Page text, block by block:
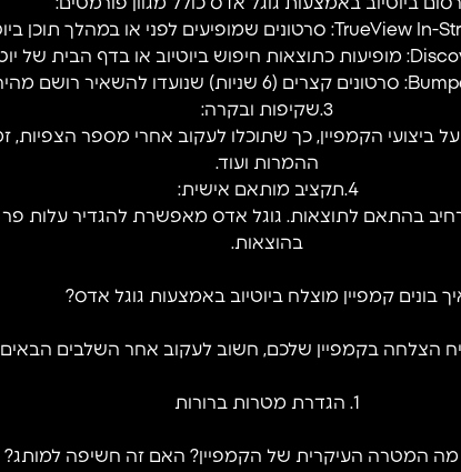
3.שקיפות ובקרה:
ביצועי הקמפיין, כך שתוכלו לעקוב אחרי מספר הצפיות,
ההמרות ועוד.
4.תקציב מותאם אישית:
בהוצאות.
בונים קמפיין מוצלח ביוטיוב באמצעות גוגל אדס?
הצלחה בקמפיין שלכם, חשוב לעקוב אחר השלבים
1. הגדרת מטרות ברורות
המטרה העיקרית של הקמפיין? האם זה חשיפה למותג?